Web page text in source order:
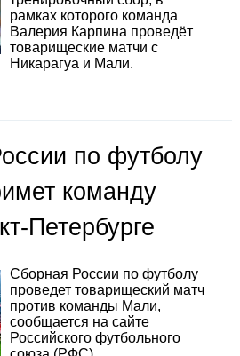
рамках которого команда
Валерия Карпина проведёт
товарищеские матчи с
Никарагуа и Мали.
по футболу
команду
Петербурге
Сборная России по футболу
проведет товарищеский матч
против команды Мали,
сообщается на сайте
Российского футбольного